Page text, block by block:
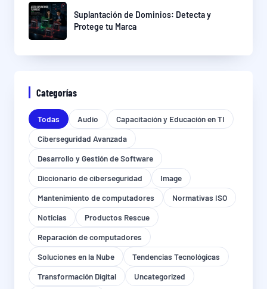
Suplantación de Dominios: Detecta y
Protege tu Marca
Categorías
Todas Audio
Capacitación y Educación en TI
Ciberseguridad Avanzada
Desarrollo y Gestión de Software
Diccionario de ciberseguridad
Image
Mantenimiento de computadores
Normativas ISO
Noticias
Productos Rescue
Reparación de computadores
Soluciones en la Nube
Tendencias Tecnológicas
Transformación Digital
Uncategorized